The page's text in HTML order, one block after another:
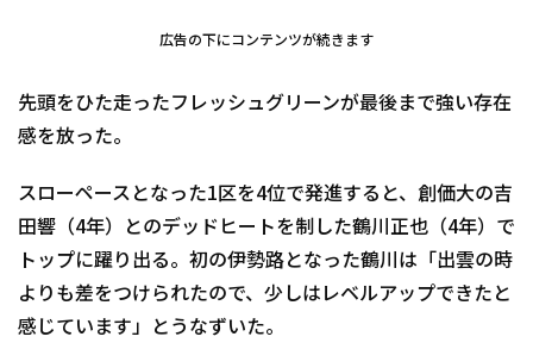
広告の下にコンテンツが続きます
先頭をひた走ったフレッシュグリーンが最後まで強い存在
感を放った。
スローペースとなった1区を4位で発進すると、創価大の吉
田響（4年）とのデッドヒートを制した鶴川正也（4年）で
トップに躍り出る。初の伊勢路となった鶴川は「出雲の時
よりも差をつけられたので、少しはレベルアップできたと
感じています」とうなずいた。